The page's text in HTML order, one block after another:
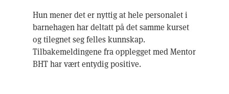
Hun mener det er nyttig at hele personalet i
barnehagen har deltatt på det samme kurset
og tilegnet seg felles kunnskap.
Tilbakemeldingene fra opplegget med Mentor
BHT har vært entydig positive.